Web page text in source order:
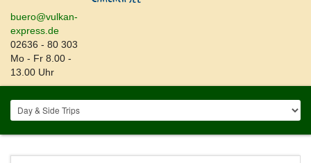
buero@vulkan-
express.de
02636 - 80 303
Mo - Fr 8.00 -
13.00 Uhr